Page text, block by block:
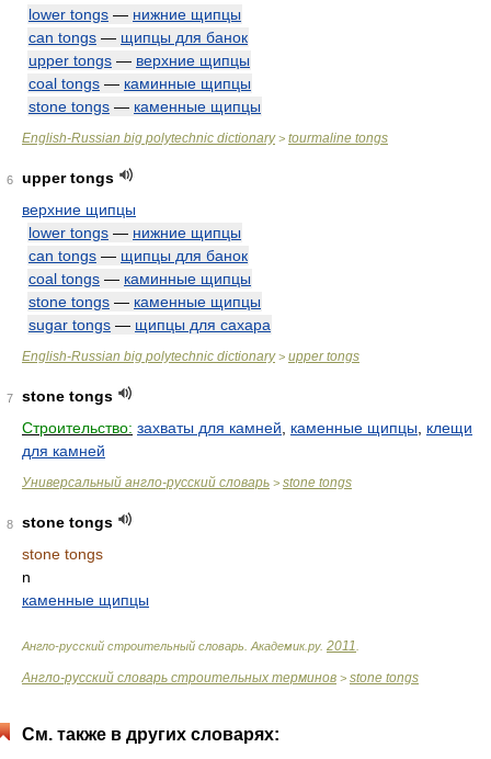
lower tongs — нижние щипцы
can tongs — щипцы для банок
upper tongs — верхние щипцы
coal tongs — каминные щипцы
stone tongs — каменные щипцы
English-Russian big polytechnic dictionary> tourmaline tongs
6
upper tongs
верхние щипцы
lower tongs — нижние щипцы
can tongs — щипцы для банок
coal tongs — каминные щипцы
stone tongs — каменные щипцы
sugar tongs — щипцы для сахара
English-Russian big polytechnic dictionary> upper tongs
7
stone tongs
Строительство: захваты для камней каменные щипцы
клещи
для камней
Универсальный англо-русский словарь > stone tongs
8
stone tongs
stone tongs
n
каменные щипцы
Англо-русский строительный словарь Академик.ру. 2011
Англо-русский словарь строительных терминов > stone tongs
См. также в других словарях: